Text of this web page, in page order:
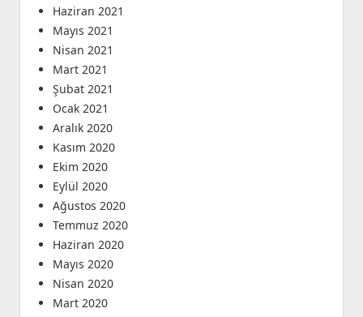
Haziran 2021
Mayıs 2021
Nisan 2021
Mart 2021
Şubat 2021
Ocak 2021
Aralık 2020
Kasım 2020
Ekim 2020
Eylül 2020
Ağustos 2020
Temmuz 2020
Haziran 2020
Mayıs 2020
Nisan 2020
Mart 2020